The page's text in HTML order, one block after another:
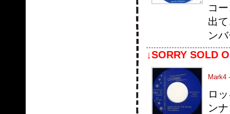
コ
出
ン
↓SORRY SOLD
Mark4
ロ
ン